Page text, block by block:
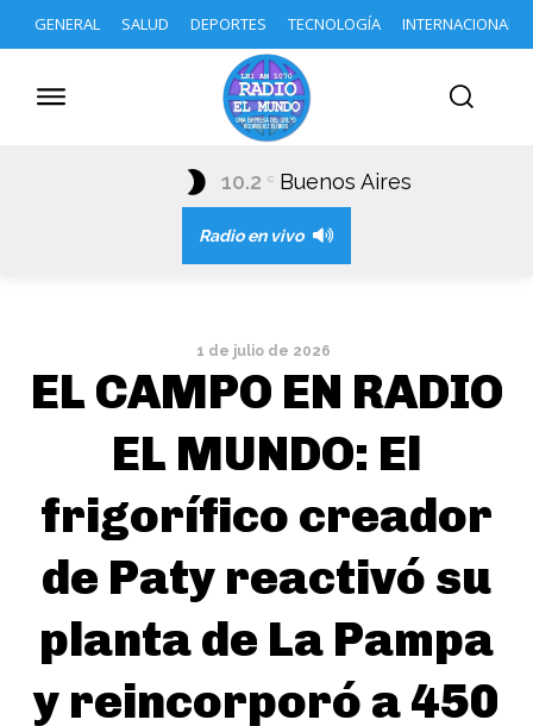
GENERAL SALUD DEPORTES TECNOLOGÍA INTERNACIONAL
10.2 C Buenos Aires
Radio en vivo
1 de julio de 2026
EL CAMPO EN RADIO
EL MUNDO: El
frigorífico creador
de Paty reactivó su
planta de La Pampa
y reincorporó a 450